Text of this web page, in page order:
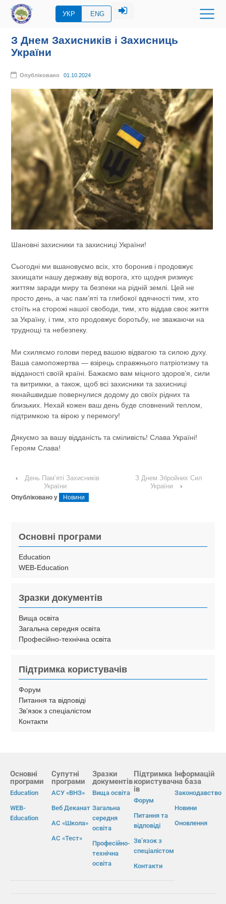
УКР ENG
З Днем Захисників і Захисниць
України
Опубліковано 01.10.2024
Шановні захисники та захисниці України!
Сьогодні ми вшановуємо всіх, хто боронив і продовжує
захищати нашу державу від ворога, хто щодня ризикує
життям заради миру та безпеки на рідній землі. Цей не
просто день, а час пам’яті та глибокої вдячності тим, хто
стоїть на сторожі нашої свободи, тим, хто віддав своє життя
за Україну, і тим, хто продовжує боротьбу, не зважаючи на
труднощі та небезпеку.
Ми схиляємо голови перед вашою відвагою та силою духу.
Ваша самопожертва — взірець справжнього патріотизму та
відданості своїй країні. Бажаємо вам міцного здоров’я, сили
та витримки, а також, щоб всі захисники та захисниці
якнайшвидше повернулися додому до своїх рідних та
близьких. Нехай кожен ваш день буде сповнений теплом,
підтримкою та вірою у перемогу!
Дякуємо за вашу відданість та сміливість! Слава Україні!
Героям Слава!
‹
День Пам’яті Захисників
України
З Днем Збройних Сил
України
›
Опубліковано у Новини
Основні програми
Education
WEB-Education
Зразки документів
Вища освіта
Загальна середня освіта
Професійно-технічна освіта
Підтримка користувачів
Форум
Питання та відповіді
Зв’язок з спеціалістом
Контакти
Основні
програми
Education
WEB-
Education
Супутні
програми
АСУ «ВНЗ»
Веб Деканат
АС «Школа»
АС «Тест»
Зразки
документів
Вища освіта
Загальна
середня
освіта
Професійно-
технічна
освіта
Підтримка
користувач
ів
Форум
Питання та
відповіді
Зв’язок з
спеціалістом
Контакти
Інформацій
на база
Законодавство
Новини
Оновлення